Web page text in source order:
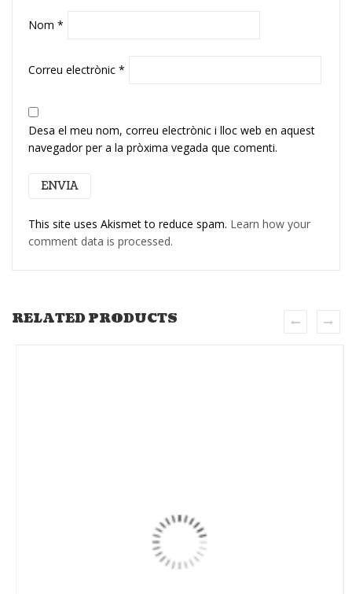
Nom *
Correu electrònic *
Desa el meu nom, correu electrònic i lloc web en aquest
navegador per a la pròxima vegada que comenti.
This site uses Akismet to reduce spam. Learn how your
comment data is processed.
RELATED PRODUCTS